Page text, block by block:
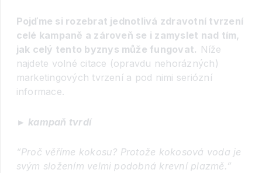
Pojďme si rozebrat jednotlivá zdravotní tvrzení
celé kampaně a zároveň se i zamyslet nad tím,
jak celý tento byznys může fungovat. Níže
najdete volné citace (opravdu nehorázných)
marketingových tvrzení a pod nimi seriózní
informace.
► kampaň tvrdí
“Proč věříme kokosu? Protože kokosová voda je
svým složením velmi podobná krevní plazmě.”